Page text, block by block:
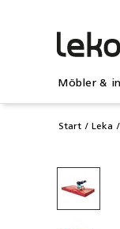
Möbler &
Start Leka